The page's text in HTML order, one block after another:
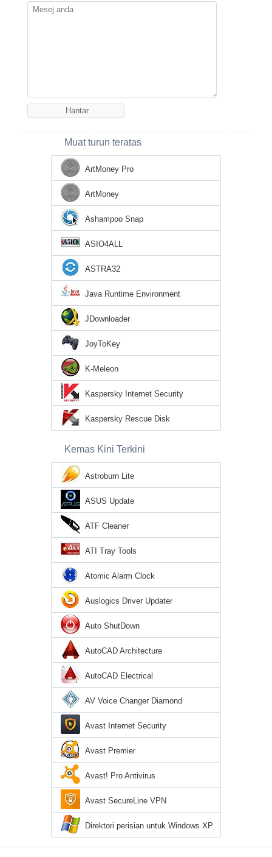
Muat turun teratas
ArtMoney Pro
ArtMoney
Ashampoo Snap
ASIO4ALL
ASTRA32
Java Runtime Environment
JDownloader
JoyToKey
K-Meleon
Kaspersky Internet Security
Kaspersky Rescue Disk
Kemas Kini Terkini
Astroburn Lite
ASUS Update
ATF Cleaner
ATI Tray Tools
Atomic Alarm Clock
Auslogics Driver Updater
Auto ShutDown
AutoCAD Architecture
AutoCAD Electrical
AV Voice Changer Diamond
Avast Internet Security
Avast Premier
Avast! Pro Antivirus
Avast SecureLine VPN
Direktori perisian untuk Windows XP